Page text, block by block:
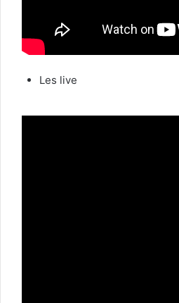
Les live